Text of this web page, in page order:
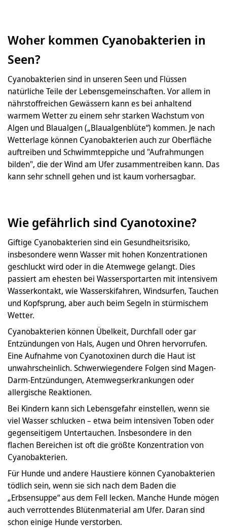
Woher kommen Cyanobakterien in
Seen?
Cyanobakterien sind in unseren Seen und Flüssen
natürliche Teile der Lebensgemeinschaften. Vor allem in
nährstoffreichen Gewässern kann es bei anhaltend
warmem Wetter zu einem sehr starken Wachstum von
Algen und Blaualgen („Blaualgenblüte“) kommen. Je nach
Wetterlage können Cyanobakterien auch zur Oberfläche
auftreiben und Schwimmteppiche und "Aufrahmungen
bilden", die der Wind am Ufer zusammentreiben kann. Das
kann sehr schnell gehen und ist kaum vorhersagbar.
Wie gefährlich sind Cyanotoxine?
Giftige Cyanobakterien sind ein Gesundheitsrisiko,
insbesondere wenn Wasser mit hohen Konzentrationen
geschluckt wird oder in die Atemwege gelangt. Dies
passiert am ehesten bei Wassersportarten mit intensivem
Wasserkontakt, wie Wasserskifahren, Windsurfen, Tauchen
und Kopfsprung, aber auch beim Segeln in stürmischem
Wetter.
Cyanobakterien können Übelkeit, Durchfall oder gar
Entzündungen von Hals, Augen und Ohren hervorrufen.
Eine Aufnahme von Cyanotoxinen durch die Haut ist
unwahrscheinlich. Schwerwiegendere Folgen sind Magen-
Darm-Entzündungen, Atemwegserkrankungen oder
allergische Reaktionen.
Bei Kindern kann sich Lebensgefahr einstellen, wenn sie
viel Wasser schlucken – etwa beim intensiven Toben oder
gegenseitigem Untertauchen. Insbesondere in den
flachen Bereichen ist oft die größte Konzentration von
Cyanobakterien.
Für Hunde und andere Haustiere können Cyanobakterien
tödlich sein, wenn sie sich nach dem Baden die
„Erbsensuppe“ aus dem Fell lecken. Manche Hunde mögen
auch verrottendes Blütenmaterial am Ufer. Daran sind
schon einige Hunde verstorben.